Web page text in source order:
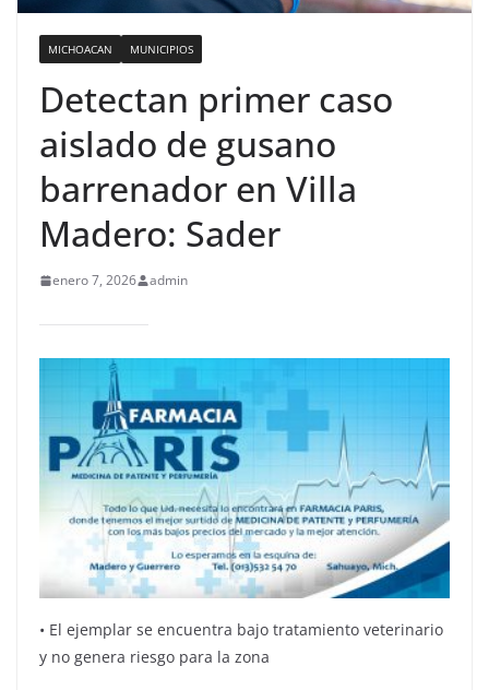
MICHOACAN MUNICIPIOS
Detectan primer caso
aislado de gusano
barrenador en Villa
Madero: Sader
enero 7, 2026 admin
• El ejemplar se encuentra bajo tratamiento veterinario
y no genera riesgo para la zona